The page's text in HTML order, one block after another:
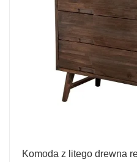
Komoda z litego drewna